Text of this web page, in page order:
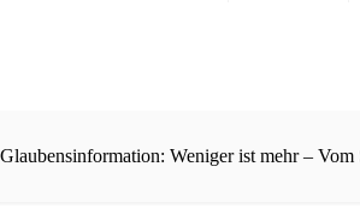
Glaubensinformation: Weniger ist mehr – Vom